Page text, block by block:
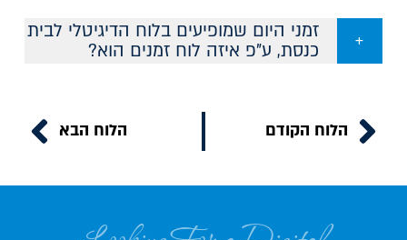
זמני היום שמופיעים בלוח הדיגיטלי לבית
כנסת, ע"פ איזה לוח זמנים הוא?
הלוח הקודם הלוח הבא